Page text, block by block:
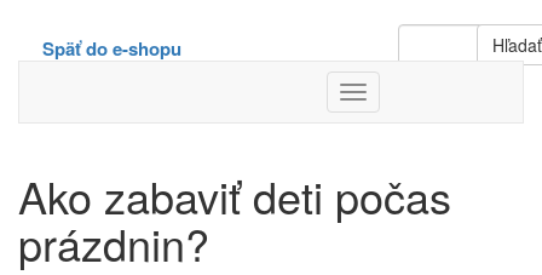
Hľadať
Späť do e-shopu
Toggle
Navigation
Ako zabaviť deti počas
prázdnin?